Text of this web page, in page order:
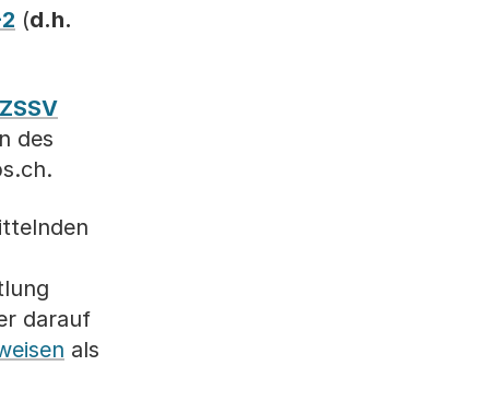
(d.h.
des
darauf
als